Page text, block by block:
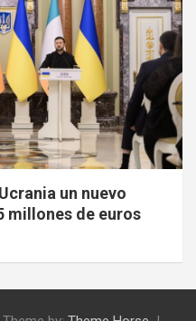
un nuevo
millones de euros